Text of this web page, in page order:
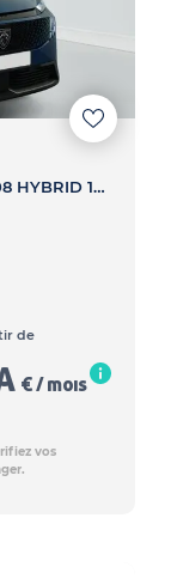
HYBRID 145 CH E-DCS6 ALLURE - 5008 HYBRID 145 CH E-DCS6 ALLURE
de
€ / mois
vos